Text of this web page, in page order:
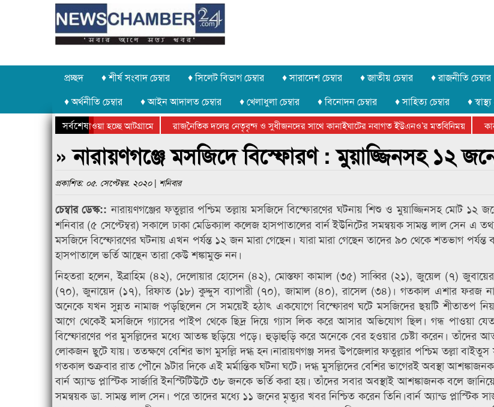
প্রচ্ছদ ♦ শীর্ষ সংবাদ চেম্বার ♦ সিলেট বিভাগ চেম্বার ♦ সারাদেশ চেম্বার ♦ জাতীয় চেম্বার ♦ রাজনীতি চেম্বার
♦ অর্থনীতি চেম্বার
♦ আইন আদালত চেম্বার ♦ খেলাধুলা চেম্বার ♦ বিনোদন চেম্বার ♦ সাহিত্য চেম্বার ♦
সর্বশেষ
চুরি করে নিয়ে যাওয়া হচ্ছে আটগ্রামে রাজনৈতিক দলের নেতৃবৃন্দ ও সুধীজনদের সাথে কানাইঘাটের নবাগত ইউএনও’র মতবিনিময়
ক্রীড়া প্রতিযোগিতার পুরস্কার বিতরণ সম্পন্ন
সিলেটে বাংলাদেশ গ্রুপ থিয়েটার ফেডারেশানের বিভাগীয় অভিনয় কর্মশালা সম্পন্ন
» নারায়ণগঞ্জে মসজিদে বিস্ফোরণ : মুয়াজ্জিনসহ ১২
প্রকাশিত: ০৫. সেপ্টেম্বর. ২০২০ | শনিবার
চেম্বার ডেস্ক::নারায়ণগঞ্জের ফতুল্লার পশ্চিম তল্লায় মসজিদে বিস্ফোরণের ঘটনায় শিশু ও মুয়াজ্জিনসহ মোট ১২
শনিবার (৫ সেপ্টেম্বর) সকালে ঢাকা মেডিক‌্যাল কলেজ হাসপাতালের বার্ন ইউনিটের সমন্বয়ক সামন্ত লাল সেন এ
মসজিদে বিস্ফোরণের ঘটনায় এখন পর্যন্ত ১২ জন মারা গেছেন। যারা মারা গেছেন তাদের ৯০ থেকে শতভাগ পর্যন্ত
হাসপাতালে ভর্তি আছেন তারা কেউ শঙ্কামুক্ত নন।
নিহতরা হলেন, ইব্রাহিম (৪২), দেলোয়ার হোসেন (৪২), মোস্তফা কামাল (৩৫) সাব্বির (২১), জুয়েল (৭)
(৭০), জুনায়েদ (১৭), রিফাত (১৮) কুদ্দুস ব‌্যাপারী (৭০), জামাল (৪০), রাসেল (৩৪)। গতকাল এশার ফরজ
অনেকে যখন সুন্নত নামাজ পড়ছিলেন সে সময়েই হঠাৎ একযোগে বিস্ফোরণ ঘটে মসজিদের ছয়টি শীতাতপ
আগে থেকেই মসজিদে গ্যাসের পাইপ থেকে ছিদ্র দিয়ে গ্যাস লিক করে আসার অভিযোগ ছিল। গন্ধ পাওয়া যেত
বিস্ফোরণের পর মুসল্লিদের মধ্যে আতঙ্ক ছড়িয়ে পড়ে। হুড়াহুড়ি করে অনেকে বের হওয়ার চেষ্টা করেন। তাঁদের
লোকজন ছুটে যায়। ততক্ষণে বেশির ভাগ মুসল্লি দগ্ধ হন।নারায়ণগঞ্জ সদর উপজেলার ফতুল্লার পশ্চিম তল্লা
গতকাল শুক্রবার রাত পৌনে ৯টার দিকে এই মর্মান্তিক ঘটনা ঘটে। দগ্ধ মুসল্লিদের বেশির ভাগেরই অবস্থা
বার্ন অ্যান্ড প্লাস্টিক সার্জারি ইনস্টিটিউটে ৩৮ জনকে ভর্তি করা হয়। তাঁদের সবার অবস্থাই আশঙ্কাজনক বলে
সমন্বয়ক ডা. সামন্ত লাল সেন। পরে তাদের মধ্যে ১১ জনের মৃত্যুর খবর নিশ্চিত করেন তিনি।বার্ন অ্যান্ড প্লাস্টিক